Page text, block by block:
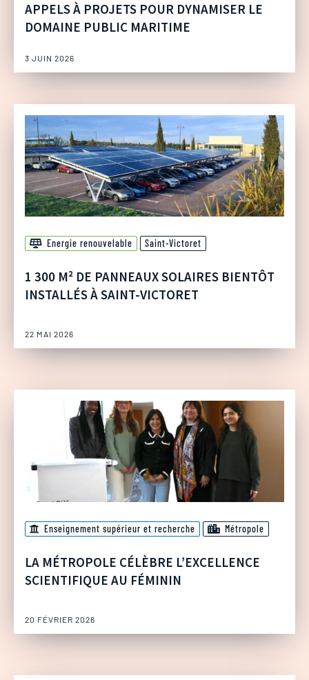
APPELS À PROJETS POUR DYNAMISER LE
DOMAINE PUBLIC MARITIME
3 JUIN 2026
Energie renouvelable Saint-Victoret
1 300 M² DE PANNEAUX SOLAIRES BIENTÔT
INSTALLÉS À SAINT-VICTORET
22 MAI 2026
Enseignement supérieur et recherche Métropole
LA MÉTROPOLE CÉLÈBRE L’EXCELLENCE
SCIENTIFIQUE AU FÉMININ
20 FÉVRIER 2026